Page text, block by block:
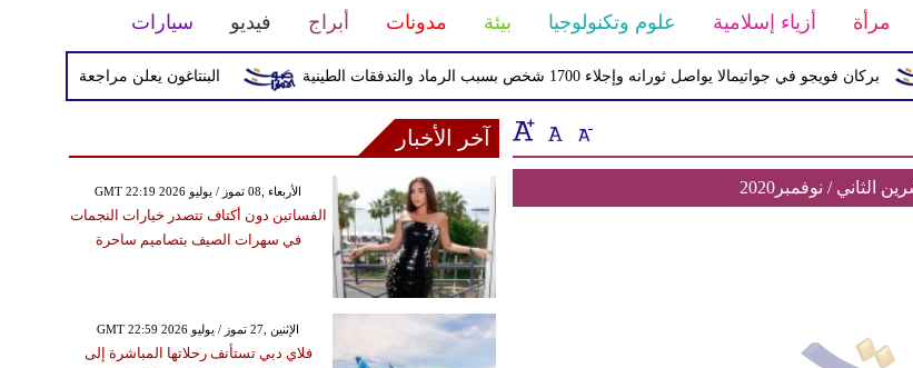
مرأة أزياء إسلامية علوم وتكنولوجيا بيئة مدونات أبراج فيديو سيارات
البنتاغون يعلن مراجعة التواجد بركان فويجو في جواتيمالا يواصل ثورانه وإجلاء 1700 شخص بسبب الرماد والتدفقات الطينية
آخر الأخبار
GMT 22:19 2026 الأربعاء ,08 تموز / يوليو
الفساتين دون أكتاف تتصدر خيارات النجمات
في سهرات الصيف بتصاميم ساحرة
GMT 22:59 2026 الإثنين ,27 تموز / يوليو
فلاي دبي تستأنف رحلاتها المباشرة إلى